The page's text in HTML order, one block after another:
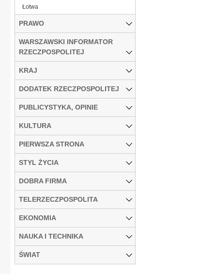
Łotwa
PRAWO
WARSZAWSKI INFORMATOR
RZECZPOSPOLITEJ
KRAJ
DODATEK RZECZPOSPOLITEJ
PUBLICYSTYKA, OPINIE
KULTURA
PIERWSZA STRONA
STYL ŻYCIA
DOBRA FIRMA
TELERZECZPOSPOLITA
EKONOMIA
NAUKA I TECHNIKA
ŚWIAT